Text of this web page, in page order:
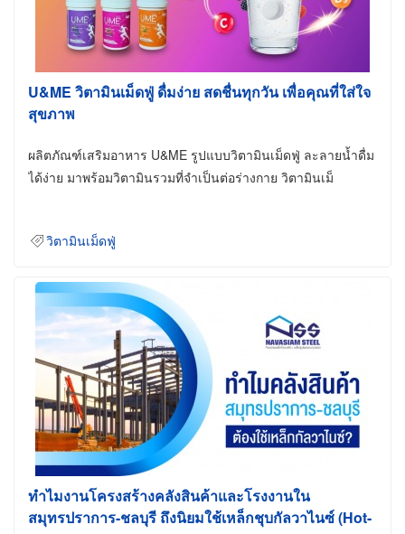
U&ME วิตามินเม็ดฟู่ ดื่มง่าย สดชื่นทุกวัน เพื่อคุณที่ใส่ใจ
สุขภาพ
ผลิตภัณฑ์เสริมอาหาร U&ME รูปแบบวิตามินเม็ดฟู่ ละลายน้ำดื่ม
ได้ง่าย มาพร้อมวิตามินรวมที่จำเป็นต่อร่างกาย วิตามินเม็
วิตามินเม็ดฟู่
ทำไมงานโครงสร้างคลังสินค้าและโรงงานใน
สมุทรปราการ-ชลบุรี ถึงนิยมใช้เหล็กชุบกัลวาไนซ์ (Hot-